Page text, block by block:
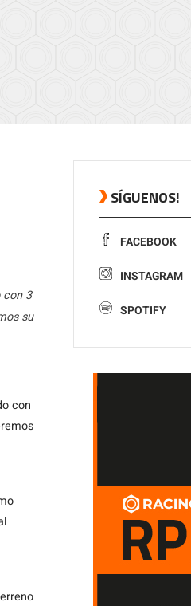
con 3
su
con
SÍGUENOS!
FACEBOOK
INSTAGRAM
SPOTIFY